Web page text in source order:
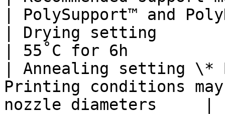
| PolySupport™ and
| Drying setting
| 55˚C for 6h
| Annealing setting \*
Printing conditions
nozzle diameters     |